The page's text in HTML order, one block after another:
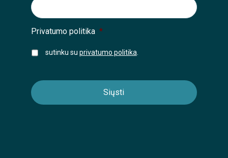
Privatumo politika *
sutinku su privatumo politika